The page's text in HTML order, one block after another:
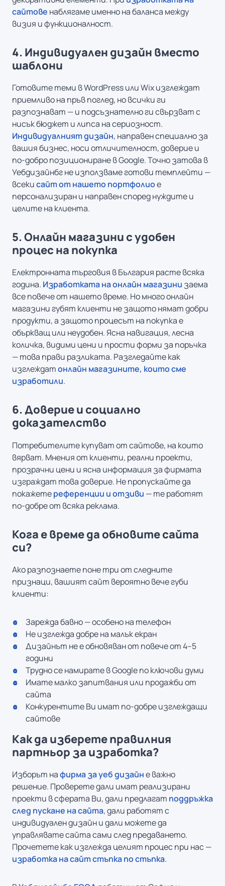
сайтове наблягаме именно на баланса между
визия и функционалност.
4. Индивидуален дизайн вместо
шаблони
Готовите теми в WordPress или Wix изглеждат
приемливо на пръв поглед, но всички ги
разпознават — и подсъзнателно ги свързват с
нисък бюджет и липса на сериозност.
Индивидуалният дизайн, направен специално за
вашия бизнес, носи отличителност, доверие и
по-добро позициониране в Google. Точно затова в
Уебдизайнбг не използваме готови темплейти —
всекисайт от нашето портфолиое
персонализиран и направен според нуждите и
целите на клиента.
5. Онлайн магазини с удобен
процес на покупка
Електронната търговия в България расте всяка
година. Изработката на онлайн магазини заема
все повече от нашето време. Но много онлайн
магазини губят клиенти не защото нямат добри
продукти, а защото процесът на покупка е
объркващ или неудобен. Ясна навигация, лесна
количка, видими цени и прости форми за поръчка
— това прави разликата. Разгледайте как
изглеждатонлайн магазините, които сме
изработили.
6. Доверие и социално
доказателство
Потребителите купуват от сайтове, на които
вярват. Мнения от клиенти, реални проекти,
прозрачни цени и ясна информация за фирмата
изграждат това доверие. Не пропускайте да
покажетереференции и отзиви — те работят
по-добре от всяка реклама.
Кога е време да обновите сайта
си?
Ако разпознаете поне три от следните
признаци, вашият сайт вероятно вече губи
клиенти:
Зарежда бавно — особено на телефон
Не изглежда добре на малък екран
Дизайнът не е обновяван от повече от 4–5
години
Трудно се намирате в Google по ключови думи
Имате малко запитвания или продажби от
сайта
Конкурентите Ви имат по-добре изглеждащи
сайтове
Как да изберете правилния
партньор за изработка?
Изборът нафирма за уеб дизайне важно
решение. Проверете дали имат реализирани
проекти в сферата Ви, дали предлагат поддръжка
след пускане на сайта, дали работят с
индивидуален дизайн и дали можете да
управлявате сайта сами след предаването.
Прочетете как изглежда целият процес при нас —
изработка на сайт стъпка по стъпка.